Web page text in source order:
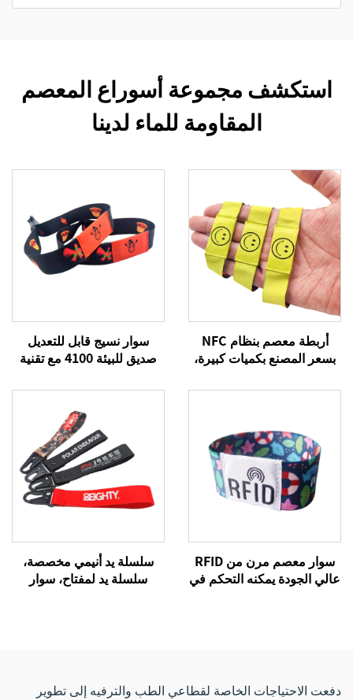
استكشف مجموعة أسوراع المعصم
المقاومة للماء لدينا
أربطة معصم بنظام NFC
بسعر المصنع بكميات كبيرة،
أربطة معصم بنظام NFC تردد
قماشية
سوار نسيج قابل للتعديل
صديق للبيئة 4100 مع تقنية
بوليستر، لاستخدامه في
بطاقات التحكم بالدخول
والمهرجانات
سوار معصم مرن من RFID
عالي الجودة يمكنه التحكم في
سلسلة يد أنيمي مخصصة،
سلسلة يد لمفتاح، سوار
دفعت الاحتياجات الخاصة لقطاعي الطب والترفيه إلى تطوير